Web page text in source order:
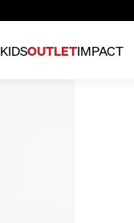
KIDSOUTLETIMPACT